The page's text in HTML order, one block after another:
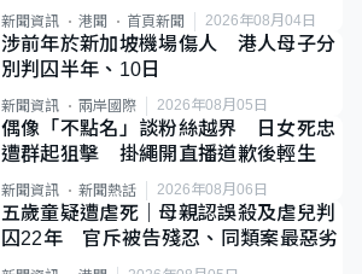
新聞資訊 港聞 首頁新聞 2026年08月04日
涉前年於新加坡機場傷人 港人母子分
別判囚半年、10日
新聞資訊 兩岸國際 2026年08月05日
偶像「不點名」談粉絲越界 日女死忠
遭群起狙擊 掛繩開直播道歉後輕生
新聞資訊 新聞熱話 2026年08月06日
五歲童疑遭虐死｜母親認誤殺及虐兒判
囚22年 官斥被告殘忍、同類案最惡劣